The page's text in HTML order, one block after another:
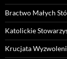
Bractwo Małych
Katolickie
Krucjata